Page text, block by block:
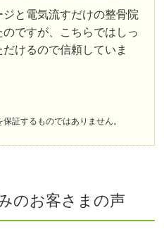
と電気流すだけの整骨院
ですが、こちらではしっ
けるので信頼していま
証するものではありません。
のお客さまの声